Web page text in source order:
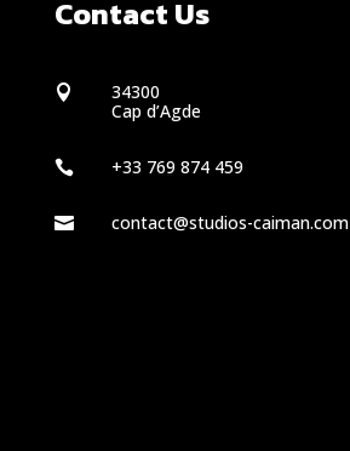
Contact Us

34300
Cap d’Agde
 +33 769 874 459
 contact@studios-caiman.com